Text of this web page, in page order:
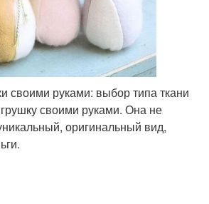
своими руками: выбор типа ткани
своими руками. Она не
оригинальный вид,